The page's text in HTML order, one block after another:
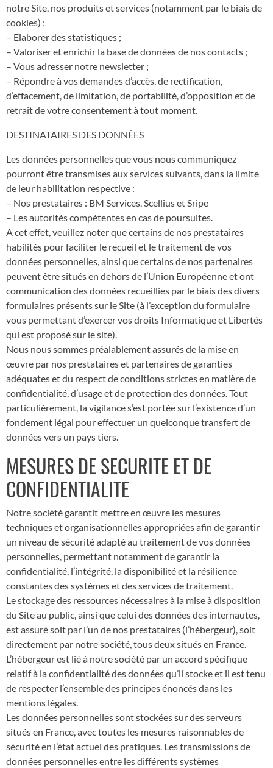
notre Site, nos produits et services (notamment par le biais de
cookies) ;
– Elaborer des statistiques ;
– Valoriser et enrichir la base de données de nos contacts ;
– Vous adresser notre newsletter ;
– Répondre à vos demandes d’accès, de rectification,
d’effacement, de limitation, de portabilité, d’opposition et de
retrait de votre consentement à tout moment.
DESTINATAIRES DES DONNÉES
Les données personnelles que vous nous communiquez
pourront être transmises aux services suivants, dans la limite
de leur habilitation respective :
– Nos prestataires : BM Services, Scellius et Sripe
– Les autorités compétentes en cas de poursuites.
A cet effet, veuillez noter que certains de nos prestataires
habilités pour faciliter le recueil et le traitement de vos
données personnelles, ainsi que certains de nos partenaires
peuvent être situés en dehors de l’Union Européenne et ont
communication des données recueillies par le biais des divers
formulaires présents sur le Site (à l’exception du formulaire
vous permettant d’exercer vos droits Informatique et Libertés
qui est proposé sur le site).
Nous nous sommes préalablement assurés de la mise en
œuvre par nos prestataires et partenaires de garanties
adéquates et du respect de conditions strictes en matière de
confidentialité, d’usage et de protection des données. Tout
particulièrement, la vigilance s’est portée sur l’existence d’un
fondement légal pour effectuer un quelconque transfert de
données vers un pays tiers.
MESURES DE SECURITE ET DE
CONFIDENTIALITE
Notre société garantit mettre en œuvre les mesures
techniques et organisationnelles appropriées afin de garantir
un niveau de sécurité adapté au traitement de vos données
personnelles, permettant notamment de garantir la
confidentialité, l’intégrité, la disponibilité et la résilience
constantes des systèmes et des services de traitement.
Le stockage des ressources nécessaires à la mise à disposition
du Site au public, ainsi que celui des données des internautes,
est assuré soit par l’un de nos prestataires (l’hébergeur), soit
directement par notre société, tous deux situés en France.
L’hébergeur est lié à notre société par un accord spécifique
relatif à la confidentialité des données qu’il stocke et il est tenu
de respecter l’ensemble des principes énoncés dans les
mentions légales.
Les données personnelles sont stockées sur des serveurs
situés en France, avec toutes les mesures raisonnables de
sécurité en l’état actuel des pratiques. Les transmissions de
données personnelles entre les différents systèmes